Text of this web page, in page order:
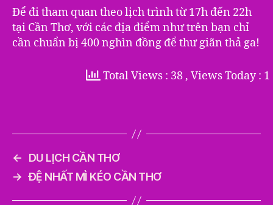
Để đi tham quan theo lịch trình từ 17h đến 22h
tại Cần Thơ, với các địa điểm như trên bạn chỉ
cần chuẩn bị 400 nghìn đồng để thư giãn thả ga!
Total Views : 38 , Views Today : 1
←
DU LỊCH CẦN THƠ
→ ĐỆ NHẤT MÌ KÉO CẦN THƠ